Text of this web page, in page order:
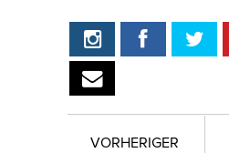
VORHERIGER